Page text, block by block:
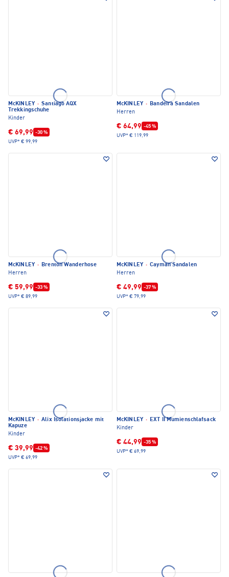
McKINLEY · Santiago AQX
Trekkingschuhe
Kinder
€ 69,99 -30 %
UVP* € 99,99
McKINLEY · Bandeira Sandalen
Herren
€ 64,99 -45 %
UVP* € 119,99
McKINLEY · Brenton Wanderhose
Herren
€ 59,99 -33 %
UVP* € 89,99
McKINLEY · Cayman Sandalen
Herren
€ 49,99 -37 %
UVP* € 79,99
McKINLEY · Alix Isolationsjacke mit
Kapuze
Kinder
€ 39,99 -42 %
UVP* € 69,99
McKINLEY · EXT II Mumienschlafsack
Kinder
€ 44,99 -35 %
UVP* € 69,99